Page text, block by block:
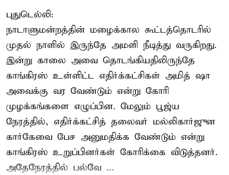
புதுடெல்லி:
நாடாளுமன்றத்தின் மழைக்கால கூட்டத்தொடரில்
முதல் நாளில் இருந்தே அமளி நீடித்து வருகிறது.
இன்று காலை அவை தொடங்கியதிலிருந்தே
காங்கிரஸ் உள்ளிட்ட எதிர்க்கட்சிகள் அமித் ஷா
அவைக்கு வர வேண்டும் என்று கோரி
முழக்கங்களை எழுப்பின. மேலும் பூஜ்ய
நேரத்தில், எதிர்க்கட்சித் தலைவர் மல்லிகார்ஜுன
கார்கேவை பேச அனுமதிக்க வேண்டும் என்று
காங்கிரஸ் உறுப்பினர்கள் கோரிக்கை விடுத்தனர்.
அதேநேரத்தில் பல்வே ...